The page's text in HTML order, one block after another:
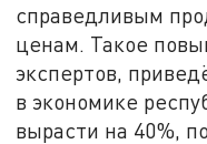
справедливым
ценам. Такое
экспертов,
в экономике
вырасти на 40%,